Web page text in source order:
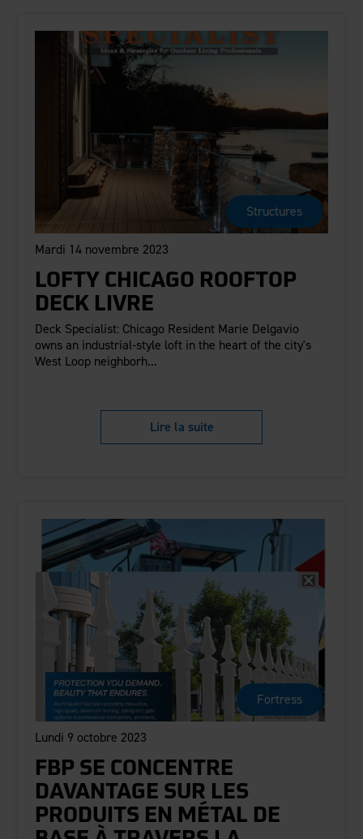
Structures
Mardi 14 novembre 2023
LOFTY CHICAGO ROOFTOP
DECK LIVRE
Deck Specialist: Chicago Resident Marie Delgavio
owns an industrial-style loft in the heart of the city's
West Loop neighborh...
Lire la suite
Fortress
Lundi 9 octobre 2023
FBP SE CONCENTRE
DAVANTAGE SUR LES
PRODUITS EN MÉTAL DE